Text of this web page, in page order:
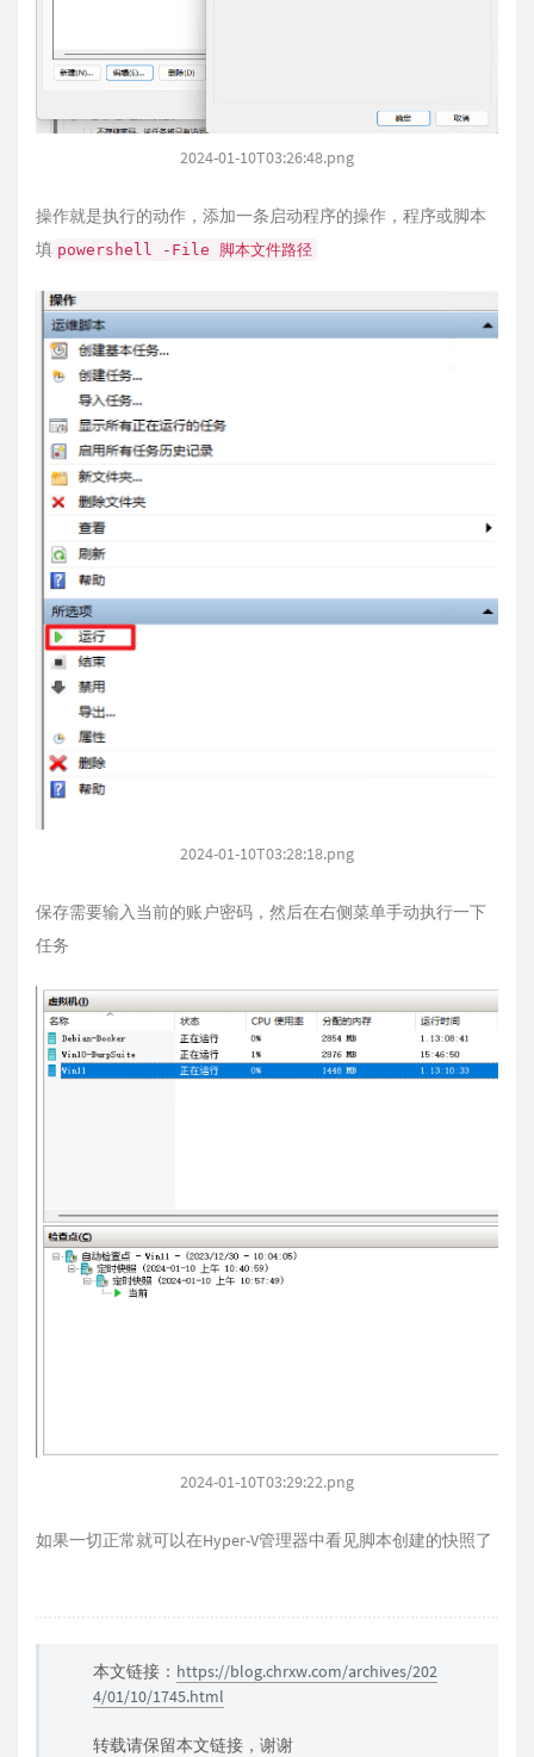
2024-01-10T03:26:48.png
操作就是执行的动作，添加一条启动程序的操作，程序或脚本
填 powershell -File 脚本文件路径
2024-01-10T03:28:18.png
保存需要输入当前的账户密码，然后在右侧菜单手动执行一下
任务
2024-01-10T03:29:22.png
如果一切正常就可以在Hyper-V管理器中看见脚本创建的快照了
本文链接： https://blog.chrxw.com/archives/202
4/01/10/1745.html
转载请保留本文链接，谢谢